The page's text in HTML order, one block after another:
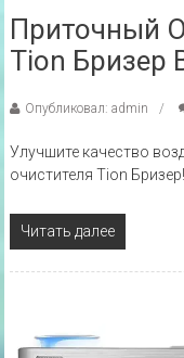
Приточный
Tion Бризер
Опубликовал: admin
Улучшите качество
очистителя Tion
Читать далее